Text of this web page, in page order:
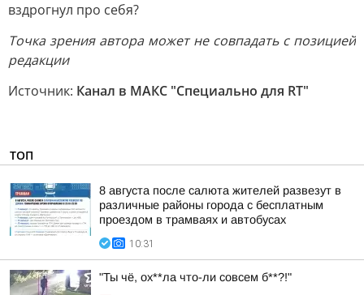
вздрогнул про себя?
Точка зрения автора может не совпадать с позицией
редакции
Источник: Канал в МАКС "Специально для RT"
ТОП
8 августа после салюта жителей развезут в
различные районы города с бесплатным
проездом в трамваях и автобусах
10:31
"Ты чё, ох**ла что-ли совсем б**?!"